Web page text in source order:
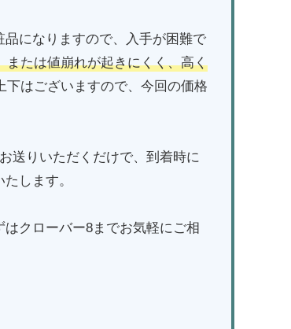
になりますので、入手が困難で
または値崩れが起きにくく、高く
はございますので、今回の価格
送りいただくだけで、到着時に
します。
クローバー8までお気軽にご相